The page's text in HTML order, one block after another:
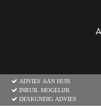
ADVIES AAN HUIS
INRUIL MOGELIJK
DESKUNDIG ADVIES